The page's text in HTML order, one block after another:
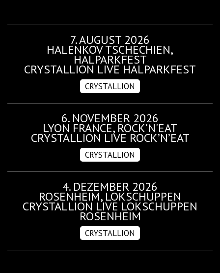
7. AUGUST 2026
HALENKOV TSCHECHIEN,
HALPARKFEST
CRYSTALLION LIVE HALPARKFEST
CRYSTALLION
6. NOVEMBER 2026
LYON FRANCE, ROCK'N'EAT
CRYSTALLION LIVE ROCK’N’EAT
CRYSTALLION
4. DEZEMBER 2026
ROSENHEIM, LOKSCHUPPEN
CRYSTALLION LIVE LOKSCHUPPEN
ROSENHEIM
CRYSTALLION